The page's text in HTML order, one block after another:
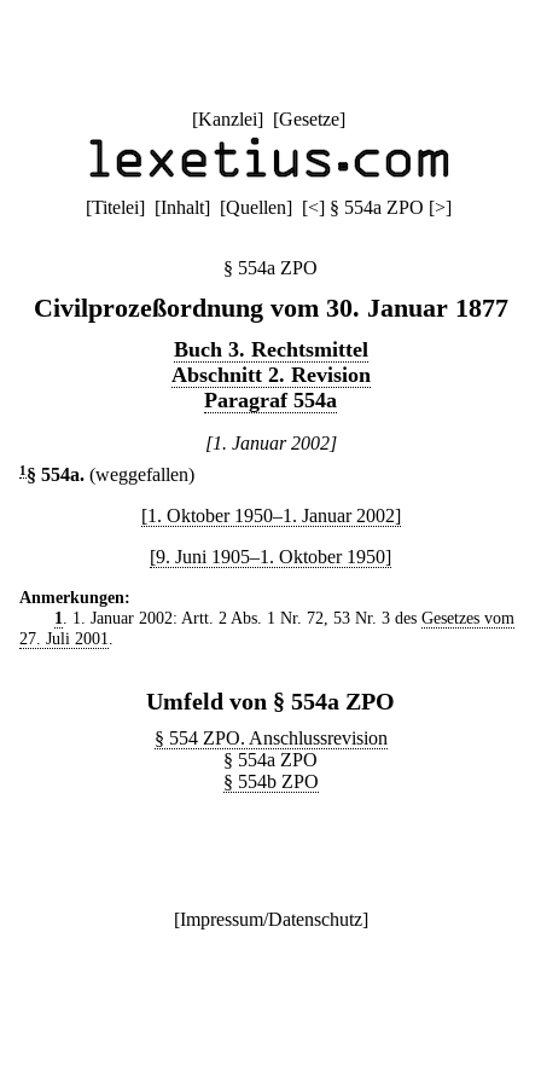
[Kanzlei] [Gesetze]
[Titelei] [Inhalt] [Quellen] [<] § 554a ZPO [>]
§ 554a ZPO
Civilprozeßordnung vom 30. Januar 1877
Buch 3. Rechtsmittel
Abschnitt 2. Revision
Paragraf 554a
[1. Januar 2002]
1 § 554a. (weggefallen)
[1. Oktober 1950–1. Januar 2002]
[9. Juni 1905–1. Oktober 1950]
Anmerkungen:
1
. 1. Januar 2002: Artt. 2 Abs. 1 Nr. 72, 53 Nr. 3 des Gesetzes vom
27. Juli 2001
Umfeld von § 554a ZPO
§ 554 ZPO. Anschlussrevision
§ 554a ZPO
§ 554b ZPO
[Impressum/Datenschutz]